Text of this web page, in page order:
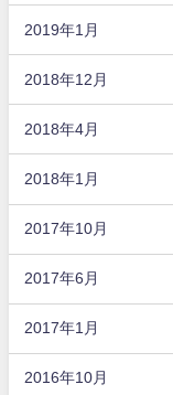
2019年1月
2018年12月
2018年4月
2018年1月
2017年10月
2017年6月
2017年1月
2016年10月